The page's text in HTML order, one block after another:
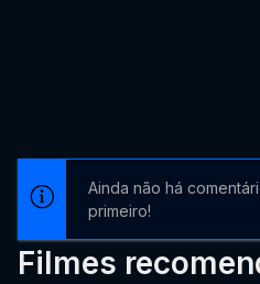
Ainda não há
primeiro!
Filmes